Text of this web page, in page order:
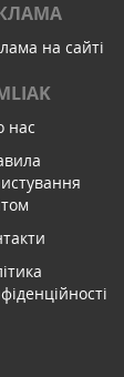
на сайті
нас